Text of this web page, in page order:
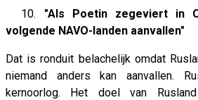
10. "Als Poetin zegeviert in
volgende NAVO-landen aanvallen"
Dat is ronduit belachelijk omdat
niemand anders kan aanvallen.
kernoorlog. Het doel van